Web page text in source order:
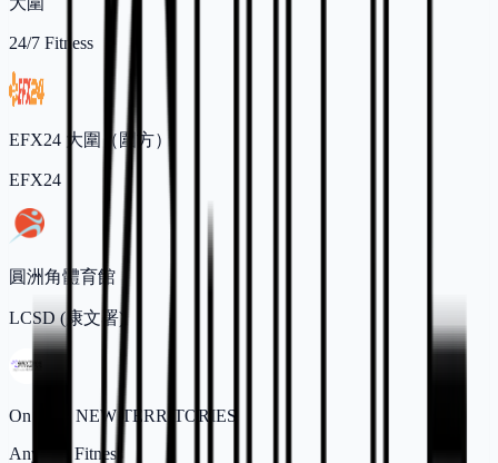
24/7 Fitness
EFX24 大圍（圍方）
EFX24
圓洲角體育館
LCSD (康文署)
On Yam, NEW TERRITORIES
Anytime Fitness